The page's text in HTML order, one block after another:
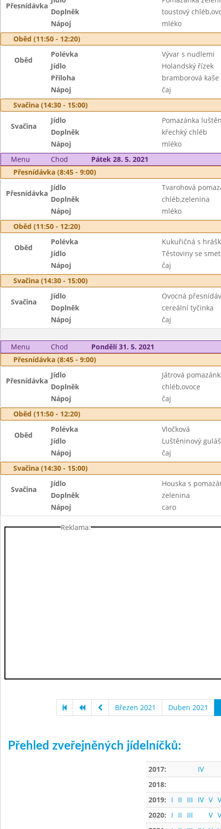
Přesnídávka
Doplněk
toustový
Nápoj
mléko
Oběd (11:50 - 12:20)
Oběd
Polévka
Vývar s nudlemi
Jídlo
Holandský řízek
Příloha
bramborová kaše
Nápoj
čaj
Svačina (14:30 - 15:00)
Svačina
Jídlo
Pomazánka
Doplněk
křechký chléb
Nápoj
mléko
Menu
Chod
Pátek 28. 5. 2021
Přesnídávka (8:45 - 9:00)
Přesnídávka
Jídlo
Tvarohová
Doplněk
chléb,zelenina
Nápoj
mléko
Oběd (11:50 - 12:20)
Oběd
Polévka
Kukuřičná s
Jídlo
Těstoviny se
Nápoj
čaj
Svačina (14:30 - 15:00)
Svačina
Jídlo
Ovocná
Doplněk
cereální tyčinka
Nápoj
čaj
Menu Chod
Pondělí 31. 5. 2021
Přesnídávka (8:45 - 9:00)
Přesnídávka
Jídlo
Játrová
Doplněk
chléb,ovoce
Nápoj
čaj
Oběd (11:50 - 12:20)
Oběd
Polévka
Vločková
Jídlo
Luštěninový guláš
Nápoj
čaj
Svačina (14:30 - 15:00)
Svačina
Jídlo
Houska s
Doplněk
zelenina
Nápoj
caro
Reklama:
Březen 2021 Duben 2021
Přehled zveřejněných jídelníčků:
2017:
IV
2018:
2019:
I II III IV V
2020:
I II III V